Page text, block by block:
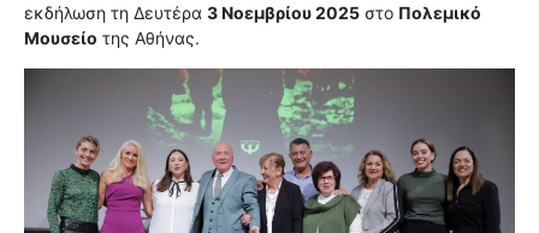
εκδήλωση τη Δευτέρα 3 Νοεμβρίου 2025 στο Πολεμικό
Μουσείο της Αθήνας.